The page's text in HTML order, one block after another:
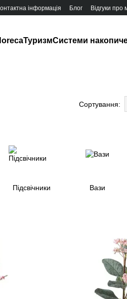
інформація Блог Відгуки про
ТуризмСистеми
Сортування:
Підсвічники Вази